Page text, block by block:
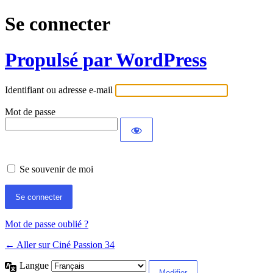
Se connecter
Propulsé par WordPress
Identifiant ou adresse e-mail
Mot de passe
Se souvenir de moi
Mot de passe oublié ?
← Aller sur Ciné Passion 34
Langue